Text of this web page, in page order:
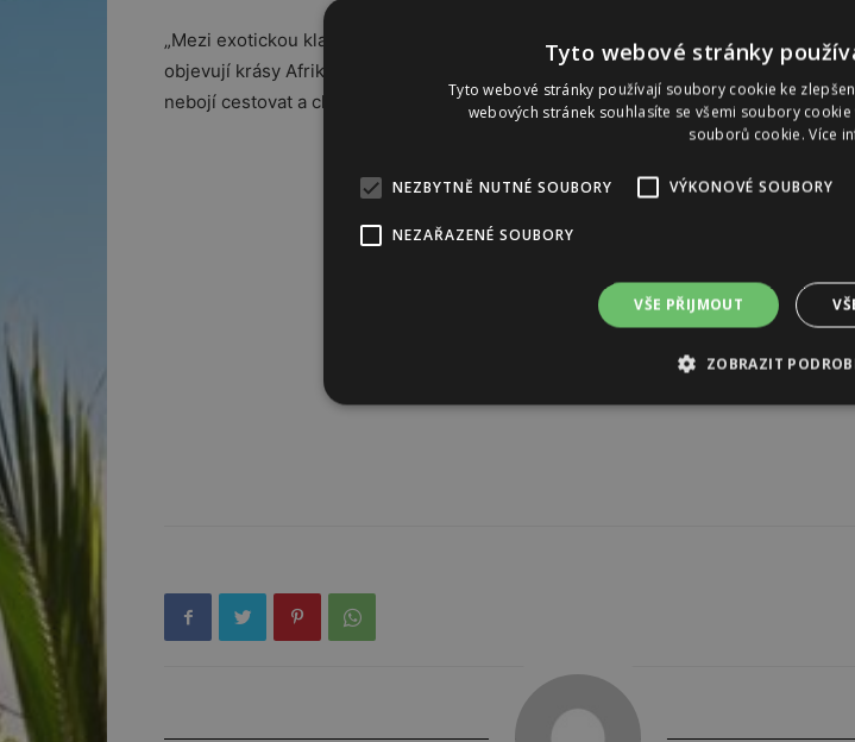
„Mezi exotickou klasiku se řadí Spojené arabské emiráty, Thajsko nebo Maledivy.
objevují krásy Afriky: Keňu a Zanzibar. Loni byla vyšší poptávka i po Panamě nebo
nebojí cestovat a chtějí si dopřát kvalitní služby a pohodlí,“ podotýká ředitelka
Tyto webové stránky
Tyto webové stránky používají soubory cookie ke
webových stránek souhlasíte se všemi soubory
souborů cookie.Více
NEZBYTNĚ NUTNÉ SOUBORY VÝKONOVÉ SOUBORY
NEZAŘAZENÉ SOUBORY
VŠE PŘIJMOUT
ZOBRAZIT